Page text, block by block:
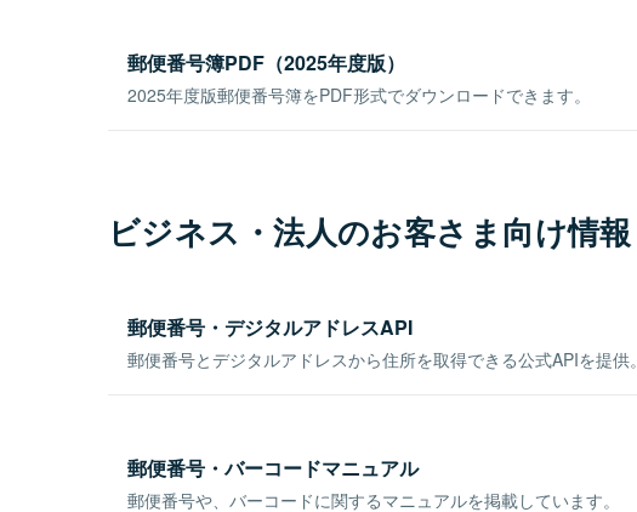
郵便番号簿PDF（2025年度版）
2025年度版郵便番号簿をPDF形式でダウンロードできます。
ビジネス・法人のお客さま向け情報
郵便番号・デジタルアドレスAPI
郵便番号とデジタルアドレスから住所を取得できる公式APIを提供。
郵便番号・バーコードマニュアル
郵便番号や、バーコードに関するマニュアルを掲載しています。